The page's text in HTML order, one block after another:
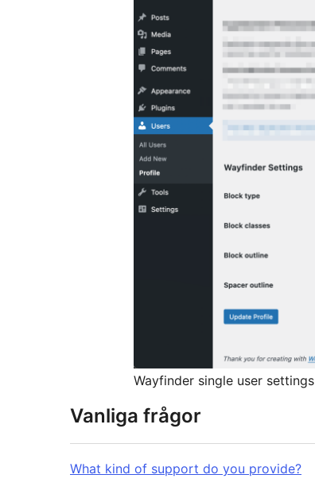
Wayfinder single user settings
Vanliga frågor
What kind of support do you provide?